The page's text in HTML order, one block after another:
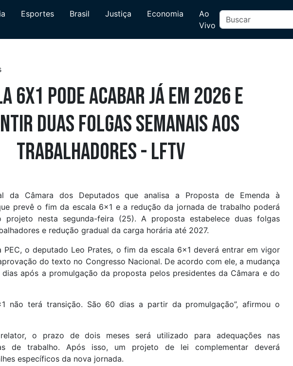
Esportes Brasil Justiça Economia
Ao
Vivo
6x1 pode acabar já em 2026 e
duas folgas semanais aos
trabalhadores - LFTV
da Câmara dos Deputados que analisa a Proposta de Emenda à
prevê o fim da escala 6×1 e a redução da jornada de trabalho poderá
nesta segunda-feira (25). A proposta estabelece duas folgas
e redução gradual da carga horária até 2027.
PEC, o deputado Leo Prates, o fim da escala 6×1 deverá entrar em vigor
do texto no Congresso Nacional. De acordo com ele, a mudança
após a promulgação da proposta pelos presidentes da Câmara e do
não terá transição. São 60 dias a partir da promulgação”, afirmou o
o prazo de dois meses será utilizado para adequações nas
de trabalho. Após isso, um projeto de lei complementar deverá
específicos da nova jornada.